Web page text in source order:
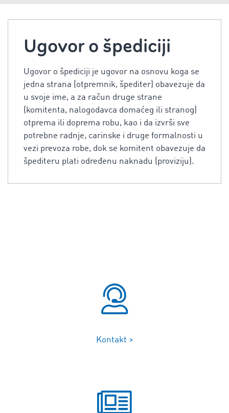
Ugovor o špediciji
Ugovor o špediciji je ugovor na osnovu koga se
jedna strana (otpremnik, špediter) obavezuje da
u svoje ime, a za račun druge strane
(komitenta, nalogodavca domaćeg ili stranog)
otprema ili doprema robu, kao i da izvrši sve
potrebne radnje, carinske i druge formalnosti u
vezi prevoza robe, dok se komitent obavezuje da
špediteru plati određenu naknadu (proviziju).
Kontakt >